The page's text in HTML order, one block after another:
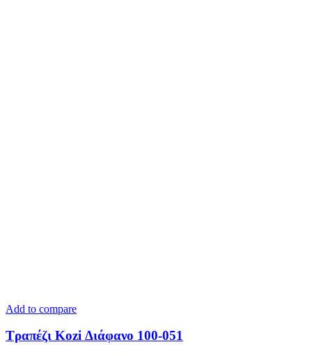
Add to compare
Τραπέζι Kozi Διάφανο 100-051